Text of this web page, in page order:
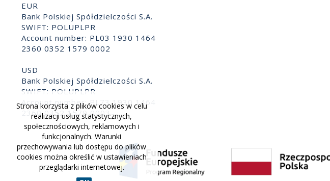
EUR
Bank Polskiej Spółdzielczości S.A.
SWIFT: POLUPLPR
Account number: PL03 1930 1464
2360 0352 1579 0002
USD
Bank Polskiej Spółdzielczości S.A.
SWIFT: POLUPLPR
Account number: PL73 1930 1464
2360 0352 1579 0003
Strona korzysta z plików cookies w celu
realizacji usług statystycznych,
społecznościowych, reklamowych i
funkcjonalnych. Warunki
przechowywania lub dostępu do plików
cookies można określić w ustawieniach
przeglądarki internetowej.